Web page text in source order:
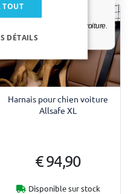
Harnais pour chien voiture
Allsafe XL
€ 94,90
Disponible sur stock
TOUT
DÉTAILS
pertinentes pour votre voiture.